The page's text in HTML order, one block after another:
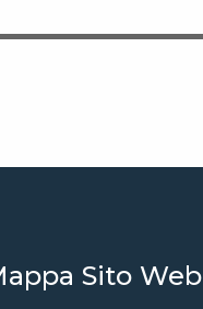
Sito Web